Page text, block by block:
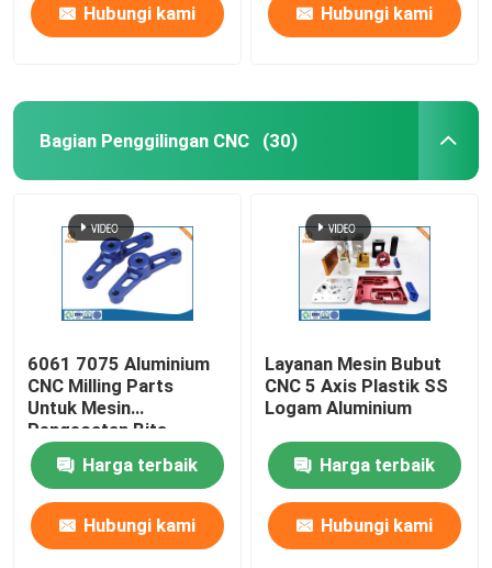
Hubungi kami Hubungi kami
Bagian Penggilingan CNC (30)
6061 7075 Aluminium
CNC Milling Parts
Untuk Mesin
Pengecatan Bits
Harga terbaik
Hubungi kami
Layanan Mesin Bubut
CNC 5 Axis Plastik SS
Logam Aluminium
Harga terbaik
Hubungi kami